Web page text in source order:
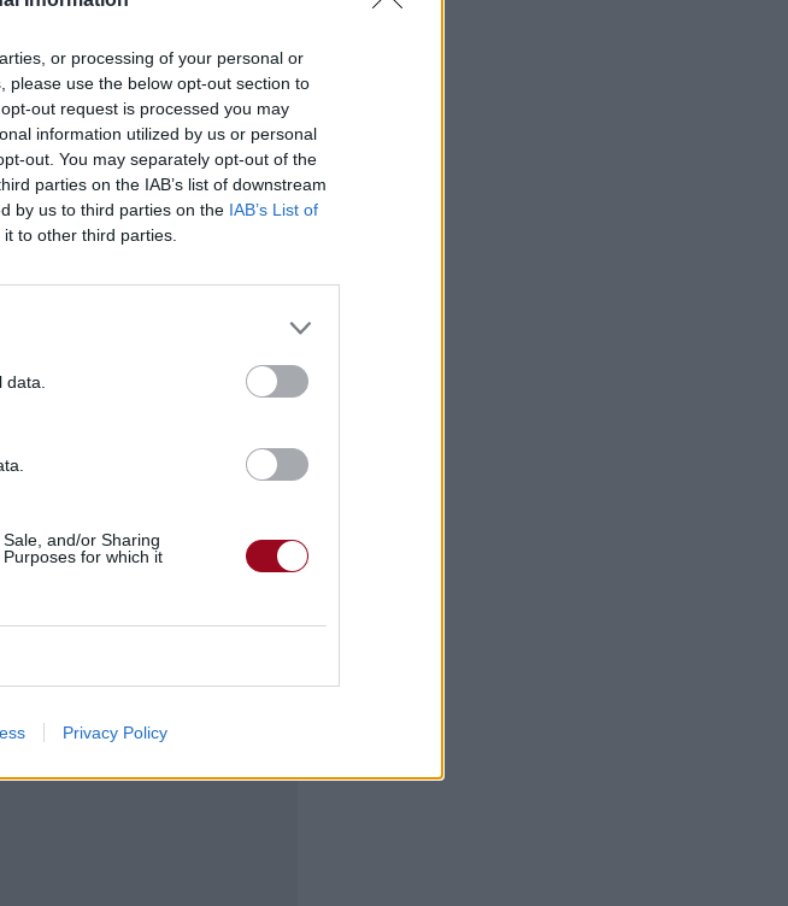
or processing of your personal or
please use the below opt-out section to
out request is processed you may
information utilized by us or personal
out. You may separately opt-out of the
parties on the IAB’s list of downstream
by us to third parties on the IAB’s List of
to other third parties.
and/or Sharing
for which it
Privacy Policy